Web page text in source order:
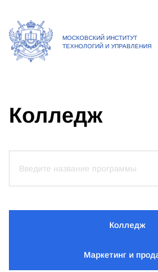
МОСКОВСКИЙ ИНСТИТУТ
ТЕХНОЛОГИЙ И УПРАВЛЕНИЯ
Колледж
Колледж
Маркетинг и